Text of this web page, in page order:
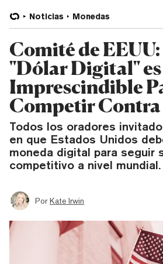
Noticias Monedas
Comité de
"Dólar Digital" es
Imprescindible
Competir
Todos los oradores
en que Estados Unidos
moneda digital para seguir
competitivo a nivel mundial.
Por Kate Irwin